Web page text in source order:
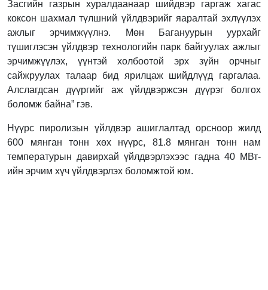
Засгийн газрын хуралдаанаар шийдвэр гаргаж хагас
коксон шахмал түлшний үйлдвэрийг яаралтай эхлүүлэх
ажлыг эрчимжүүлнэ. Мөн Багануурын уурхайг
түшиглэсэн үйлдвэр технологийн парк байгуулах ажлыг
эрчимжүүлэх, үүнтэй холбоотой эрх зүйн орчныг
сайжруулах талаар бид ярилцаж шийдлүүд гаргалаа.
Алслагдсан дүүргийг аж үйлдвэржсэн дүүрэг болгох
боломж байна” гэв.
Нүүрс пиролизын үйлдвэр ашиглалтад орсноор жилд
600 мянган тонн хөх нүүрс, 81.8 мянган тонн нам
температурын давирхай үйлдвэрлэхээс гадна 40 МВт-
ийн эрчим хүч үйлдвэрлэх боломжтой юм.